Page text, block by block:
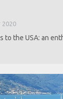
2020
to the USA: an